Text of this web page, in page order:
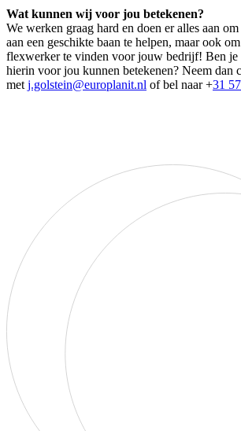
Wat kunnen wij voor jou betekenen?
We werken graag hard en doen er alles aan
aan een geschikte baan te helpen, maar ook
flexwerker te vinden voor jouw bedrijf! Ben
hierin voor jou kunnen betekenen? Neem dan
met j.golstein@europlanit.nl of bel naar +31